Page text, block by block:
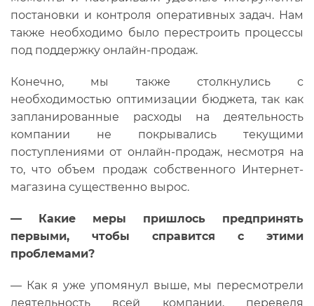
постановки и контроля оперативных задач. Нам
также необходимо было перестроить процессы
под поддержку онлайн-продаж.
Конечно, мы также столкнулись с
необходимостью оптимизации бюджета, так как
запланированные расходы на деятельность
компании не покрывались текущими
поступлениями от онлайн-продаж, несмотря на
то, что объем продаж собственного Интернет-
магазина существенно вырос.
—
Какие меры пришлось предпринять
первыми, чтобы справится с этими
проблемами?
— Как я уже упомянул выше, мы пересмотрели
деятельность всей компании, переведя